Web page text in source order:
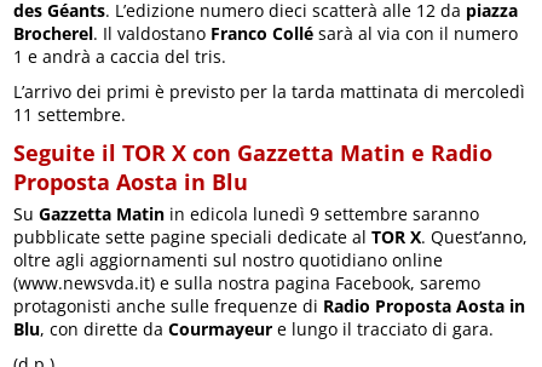
des Géants. L’edizione numero dieci scatterà alle 12 da piazza
Brocherel. Il valdostano Franco Collé sarà al via con il numero
1 e andrà a caccia del tris.
L’arrivo dei primi è previsto per la tarda mattinata di mercoledì
11 settembre.
Seguite il TOR X con Gazzetta Matin e Radio
Proposta Aosta in Blu
SuGazzetta Matin in edicola lunedì 9 settembre saranno
pubblicate sette pagine speciali dedicate alTOR X. Quest’anno,
oltre agli aggiornamenti sul nostro quotidiano online
(www.newsvda.it) e sulla nostra pagina Facebook, saremo
protagonisti anche sulle frequenze di Radio Proposta Aosta in
Blu, con dirette daCourmayeur e lungo il tracciato di gara.